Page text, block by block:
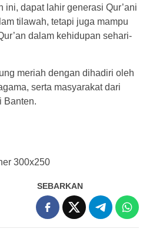
ini, dapat lahir generasi Qur’ani
tilawah, tetapi juga mampu
dalam kehidupan sehari-
meriah dengan dihadiri oleh
serta masyarakat dari
Banten.
SEBARKAN